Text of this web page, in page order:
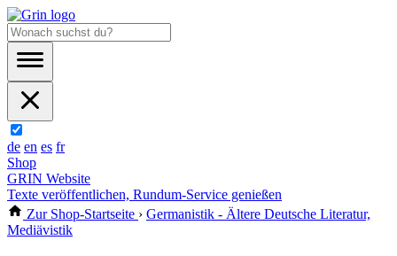
de en es fr
Shop
GRIN Website
Texte veröffentlichen, Rundum-Service genießen
Zur Shop-Startseite › Germanistik - Ältere Deutsche Literatur,
Mediävistik